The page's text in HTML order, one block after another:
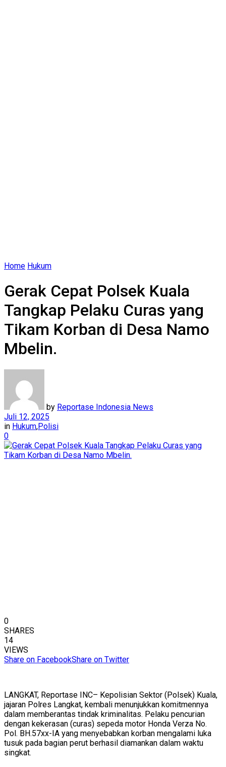
Home Hukum
Gerak Cepat Polsek Kuala
Tangkap Pelaku Curas yang
Tikam Korban di Desa Namo
Mbelin.
by Reportase Indonesia News
Juli 12, 2025
in Hukum,Polisi
0
0
SHARES
14
VIEWS
Share on FacebookShare on Twitter
LANGKAT, Reportase INC– Kepolisian Sektor (Polsek) Kuala,
jajaran Polres Langkat, kembali menunjukkan komitmennya
dalam memberantas tindak kriminalitas. Pelaku pencurian
dengan kekerasan (curas) sepeda motor Honda Verza No.
Pol. BH.57xx-IA yang menyebabkan korban mengalami luka
tusuk pada bagian perut berhasil diamankan dalam waktu
singkat.